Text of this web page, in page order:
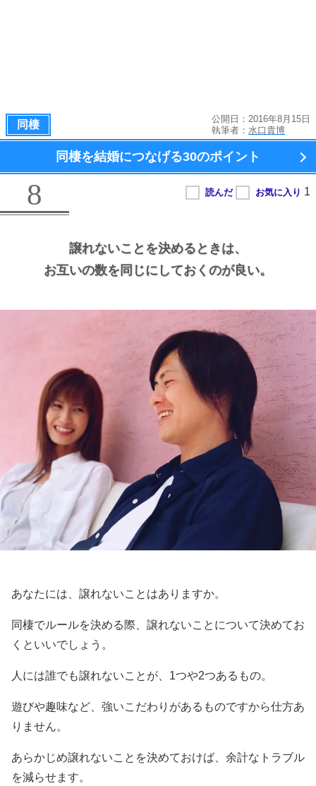
同棲
公開日：2016年8月15日
執筆者： 水口貴博
同棲を結婚につなげる30のポイント
8
譲れないことを決めるときは、
お互いの数を同じにしておくのが良い。
あなたには、譲れないことはありますか。
同棲でルールを決める際、譲れないことについて決めてお
くといいでしょう。
人には誰でも譲れないことが、1つや2つあるもの。
遊びや趣味など、強いこだわりがあるものですから仕方あ
りません。
あらかじめ譲れないことを決めておけば、余計なトラブル
を減らせます。